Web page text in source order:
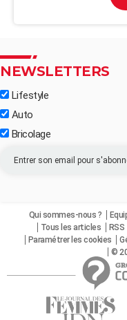
NEWSLETTERS
Lifestyle
Auto
Bricolage
Qui sommes-nous ?
Tous les articles
RSS
Paramétrer les cookies
©